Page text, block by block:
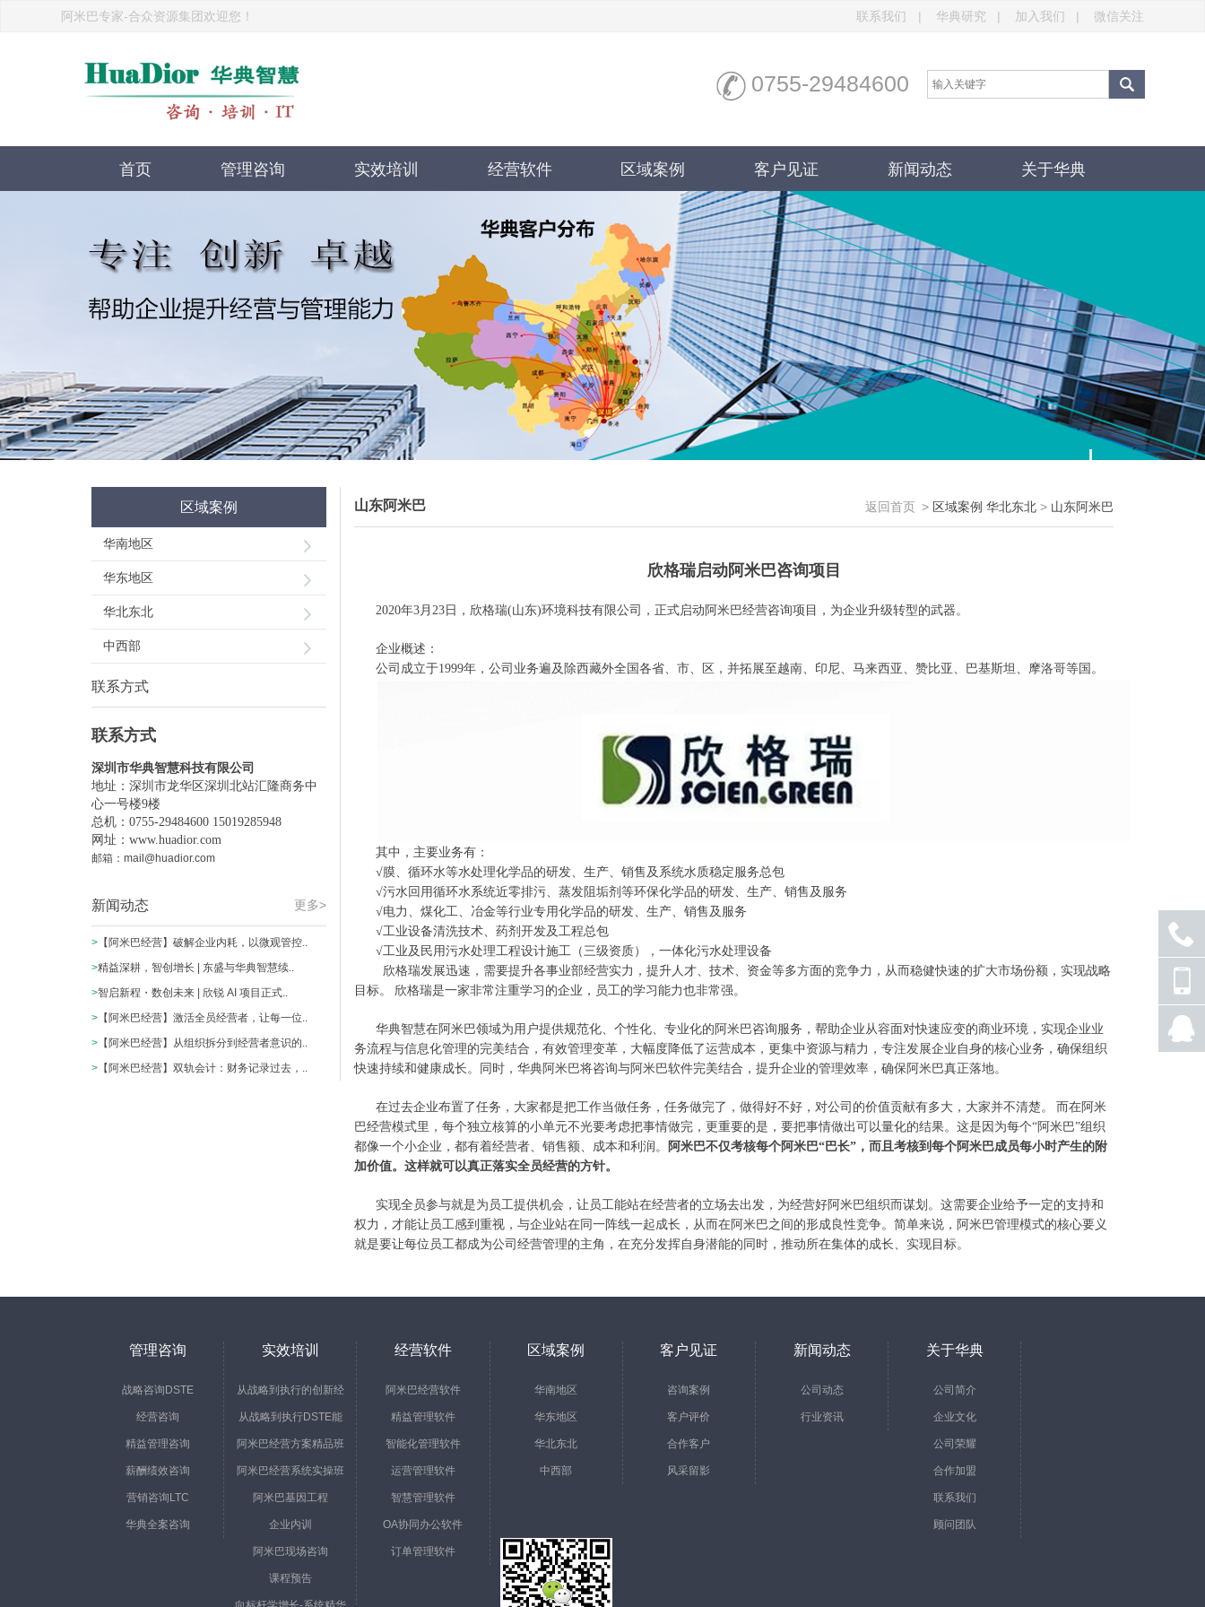
阿米巴专家-合众资源集团欢迎您！ 联系我们 | 华典研究 | 加入我们 | 微信关注
0755-29484600
首页 管理咨询 实效培训 经营软件 区域案例 客户见证 新闻动态 关于华典
区域案例
华南地区
华东地区
华北东北
中西部
联系方式
联系方式
深圳市华典智慧科技有限公司
地址：深圳市龙华区深圳北站汇隆商务中
心一号楼9楼
总机：0755-29484600 15019285948
网址： www.huadior.com
邮箱：mail@huadior.com
更多>
新闻动态
> 【阿米巴经营】破解企业内耗，以微观管控..
>精益深耕，智创增长 | 东盛与华典智慧续..
>智启新程・数创未来 | 欣锐 AI 项目正式..
> 【阿米巴经营】激活全员经营者，让每一位..
> 【阿米巴经营】从组织拆分到经营者意识的..
> 【阿米巴经营】双轨会计：财务记录过去，..
山东阿米巴 返回首页 > 区域案例 华北东北 > 山东阿米巴
欣格瑞启动阿米巴咨询项目
2020年3月 23日，欣格瑞(山东)环境科技有限公司，正式启动阿米巴经营咨询项目，为企业升级转型的武器。
企业概述：
公司成立于1999年，公司业务遍及除西藏外全国各省、市、区，并拓展至越南、印尼、马来西亚、赞比亚、巴基斯坦、摩洛哥等国。
其中，主要业务有：
√膜、循环水等水处理化学品的研发、生产、销售及系统水质稳定服务总包
√污水回用循环水系统近零排污、蒸发阻垢剂等环保化学品的研发、生产、销售及服务
√电力、煤化工、冶金等行业专用化学品的研发、生产、销售及服务
√工业设备清洗技术、药剂开发及工程总包
√工业及民用污水处理工程设计施工（三级资质），一体化污水处理设备
欣格瑞发展迅速，需要提升各事业部经营实力，提升人才、技术、资金等多方面的竞争力，从而稳健快速的扩大市场份额，实现战略
目标。
欣格瑞是一家非常注重学习的企业，员工的学习能力也非常强。
华典智慧在阿米巴领域为用户提供规范化、个性化、专业化的阿米巴咨询服务，帮助企业从容面对快速应变的商业环境，实现企业业
务流程与信息化管理的完美结合，有效管理变革，大幅度降低了运营成本，更集中资源与精力，专注发展企业自身的核心业务，确保组织
快速持续和健康成长。同时，华典阿米巴将咨询与阿米巴软件完美结合，提升企业的管理效率，确保阿米巴真正落地。
在过去企业布置了任务，大家都是把工作当做任务，任务做完了，做得好不好，对公司的价值贡献有多大，大家并不清楚。
而在阿米
巴经营模式里，每个独立核算的小单元不光要考虑把事情做完，更重要的是，要把事情做出可以量化的结果。这是因为每个“阿米巴”组织
都像一个小企业，都有着经营者、销售额、成本和利润。
阿米巴不仅考核每个阿米巴“巴长”，而且考核到每个阿米巴成员每小时产生的附
加价值。这样就可以真正落实全员经营的方针。
实现全员参与就是为员工提供机会，让员工能站在经营者的立场去出发，为经营好阿米巴组织而谋划。这需要企业给予一定的支持和
权力，才能让员工感到重视，与企业站在同一阵线一起成长，从而在阿米巴之间的形成良性竞争。简单来说，阿米巴管理模式的核心要义
就是要让每位员工都成为公司经营管理的主角，在充分发挥自身潜能的同时，推动所在集体的成长、实现目标。
管理咨询
战略咨询DSTE
经营咨询
精益管理咨询
薪酬绩效咨询
营销咨询LTC
华典全案咨询
实效培训
从战略到执行的创新经
营
从战略到执行DSTE能
力体系
阿米巴经营方案精品班
阿米巴经营系统实操班
阿米巴基因工程
企业内训
阿米巴现场咨询
课程预告
经营软件
阿米巴经营软件
精益管理软件
智能化管理软件
运营管理软件
智慧管理软件
OA协同办公软件
订单管理软件
区域案例
华南地区
华东地区
华北东北
中西部
客户见证
咨询案例
客户评价
合作客户
风采留影
新闻动态
公司动态
行业资讯
关于华典
公司简介
企业文化
公司荣耀
合作加盟
联系我们
顾问团队
座机
号码
手机
号码